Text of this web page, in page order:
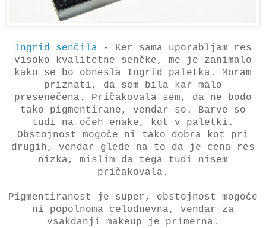
Ingrid senčila - Ker sama uporabljam res
visoko kvalitetne senčke, me je zanimalo
kako se bo obnesla Ingrid paletka. Moram
priznati, da sem bila kar malo
presenečena. Pričakovala sem, da ne bodo
tako pigmentirane, vendar so. Barve so
tudi na očeh enake, kot v paletki.
Obstojnost mogoče ni tako dobra kot pri
drugih, vendar glede na to da je cena res
nizka, mislim da tega tudi nisem
pričakovala.
Pigmentiranost je super, obstojnost mogoče
ni popolnoma celodnevna, vendar za
vsakdanji makeup je primerna.